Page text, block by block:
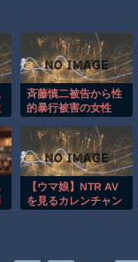
斉藤慎二被告から性
的暴行被害の女性
ヘン店を経営や
TikTokでライブ配信
する姿に「言葉にで
きない悔しさと怒
り」
【ウマ娘】NTR AV
を見るカレンチャン